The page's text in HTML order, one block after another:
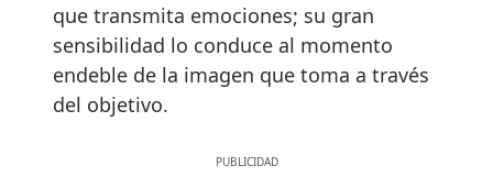
que transmita emociones; su gran
sensibilidad lo conduce al momento
endeble de la imagen que toma a través
del objetivo.